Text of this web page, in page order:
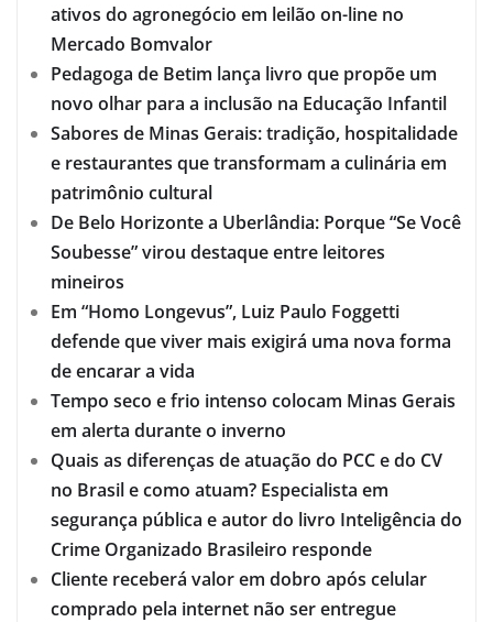
ativos do agronegócio em leilão on-line no
Mercado Bomvalor
Pedagoga de Betim lança livro que propõe um
novo olhar para a inclusão na Educação Infantil
Sabores de Minas Gerais: tradição, hospitalidade
e restaurantes que transformam a culinária em
patrimônio cultural
De Belo Horizonte a Uberlândia: Porque “Se Você
Soubesse” virou destaque entre leitores
mineiros
Em “Homo Longevus”, Luiz Paulo Foggetti
defende que viver mais exigirá uma nova forma
de encarar a vida
Tempo seco e frio intenso colocam Minas Gerais
em alerta durante o inverno
Quais as diferenças de atuação do PCC e do CV
no Brasil e como atuam? Especialista em
segurança pública e autor do livro Inteligência do
Crime Organizado Brasileiro responde
Cliente receberá valor em dobro após celular
comprado pela internet não ser entregue